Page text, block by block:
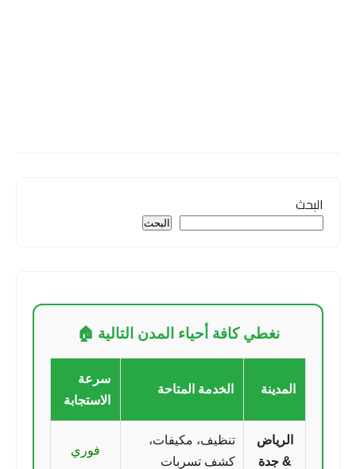
البحث
البحث
نغطي كافة أحياء المدن التالية 🏠
المدينة الخدمة المتاحة
سرعة
الاستجابة
الرياض
& جدة
تنظيف، مكيفات،
كشف تسربات
فوري